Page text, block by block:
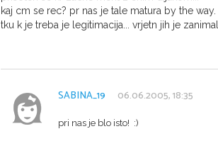
kaj cm se rec? pr nas je tale matura by the
tku k je treba je legitimacija... vrjetn jih je
SABINA_19 06.06.2005, 18:35
pri nas je blo isto! :)